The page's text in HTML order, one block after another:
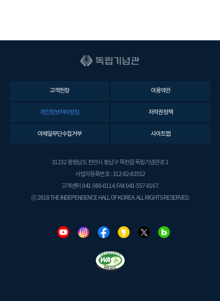
고객헌장 이용약관
개인정보처리방침 저작권정책
이메일무단수집거부 사이트맵
31232 충청남도 천안시 동남구 목천읍 독립기념관로 1
사업자등록번호 : 312-82-02552
고객센터 041-560-0114. FAX 041-557-8167.
ⓒ 2018 THE INDEPENDENCE HALL OF KOREA. ALL RIGHTS RESERVED.